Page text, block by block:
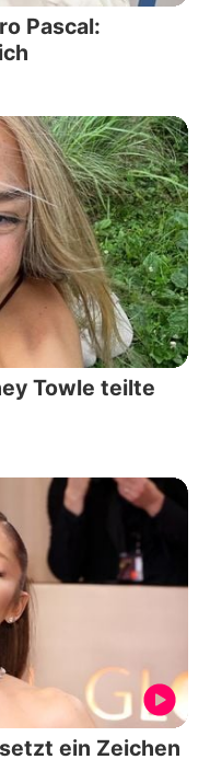
Pascal:
Towle teilte
ein Zeichen